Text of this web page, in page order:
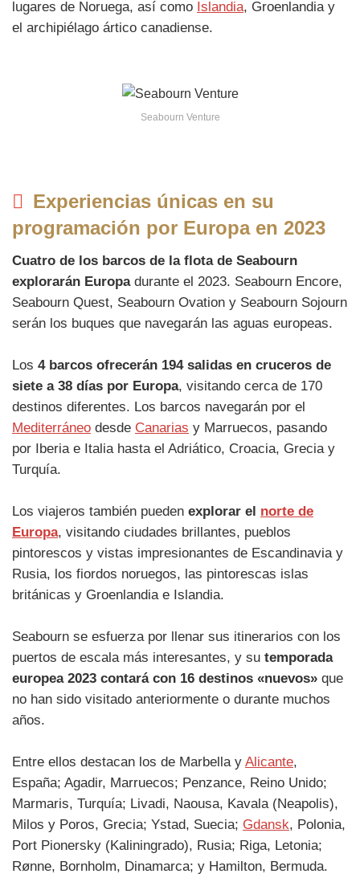
lugares de Noruega, así como Islandia, Groenlandia y
el archipiélago ártico canadiense.
Seabourn Venture
Experiencias únicas en su
programación por Europa en 2023
Cuatro de los barcos de la flota de Seabourn
explorarán Europadurante el 2023. Seabourn Encore,
Seabourn Quest, Seabourn Ovation y Seabourn Sojourn
serán los buques que navegarán las aguas europeas.
Los 4 barcos ofrecerán 194 salidas en cruceros de
siete a 38 días por Europa, visitando cerca de 170
destinos diferentes. Los barcos navegarán por el
Mediterráneo desde Canarias y Marruecos, pasando
por Iberia e Italia hasta el Adriático, Croacia, Grecia y
Turquía.
Los viajeros también pueden explorar el norte de
Europa, visitando ciudades brillantes, pueblos
pintorescos y vistas impresionantes de Escandinavia y
Rusia, los fiordos noruegos, las pintorescas islas
británicas y Groenlandia e Islandia.
Seabourn se esfuerza por llenar sus itinerarios con los
puertos de escala más interesantes, y su temporada
europea 2023 contará con 16 destinos «nuevos» que
no han sido visitado anteriormente o durante muchos
años.
Entre ellos destacan los de Marbella y Alicante,
España; Agadir, Marruecos; Penzance, Reino Unido;
Marmaris, Turquía; Livadi, Naousa, Kavala (Neapolis),
Milos y Poros, Grecia; Ystad, Suecia; Gdansk, Polonia,
Port Pionersky (Kaliningrado), Rusia; Riga, Letonia;
Rønne, Bornholm, Dinamarca; y Hamilton, Bermuda.